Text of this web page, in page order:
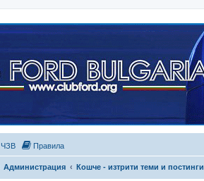
ЧЗВ Правила
Администрация Кошче - изтрити теми и постинги